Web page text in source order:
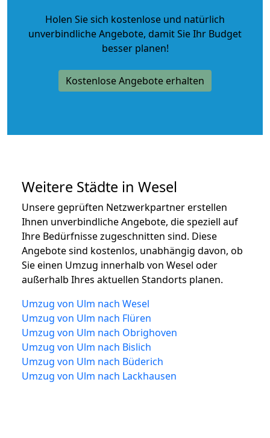
Holen Sie sich kostenlose und natürlich
unverbindliche Angebote, damit Sie Ihr Budget
besser planen!
Kostenlose Angebote erhalten
Weitere Städte in Wesel
Unsere geprüften Netzwerkpartner erstellen
Ihnen unverbindliche Angebote, die speziell auf
Ihre Bedürfnisse zugeschnitten sind. Diese
Angebote sind kostenlos, unabhängig davon, ob
Sie einen Umzug innerhalb von Wesel oder
außerhalb Ihres aktuellen Standorts planen.
Umzug von Ulm nach Wesel
Umzug von Ulm nach Flüren
Umzug von Ulm nach Obrighoven
Umzug von Ulm nach Bislich
Umzug von Ulm nach Büderich
Umzug von Ulm nach Lackhausen